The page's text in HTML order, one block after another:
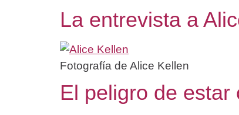
La entrevista a
Fotografía de Alice Kellen
El peligro de estar